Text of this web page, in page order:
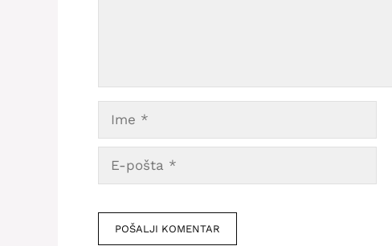
pošta
mesto